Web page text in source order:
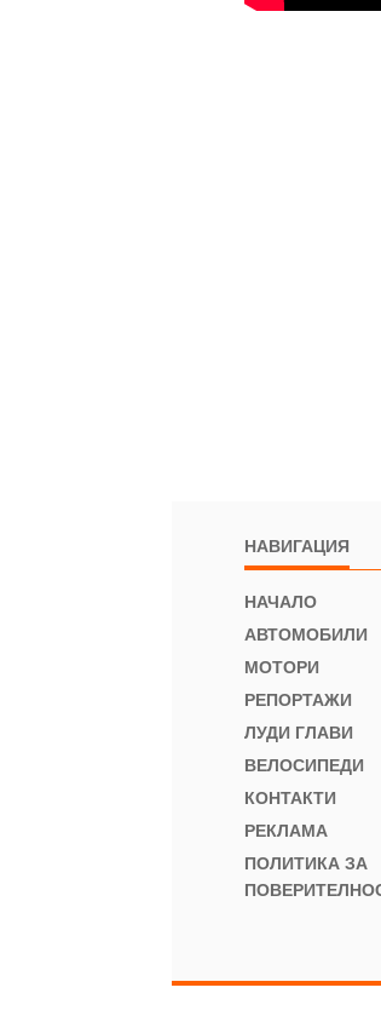
НАВИГАЦИЯ
НАЧАЛО
АВТОМОБИЛИ
МОТОРИ
РЕПОРТАЖИ
ЛУДИ ГЛАВИ
ВЕЛОСИПЕДИ
КОНТАКТИ
РЕКЛАМА
ПОЛИТИКА ЗА